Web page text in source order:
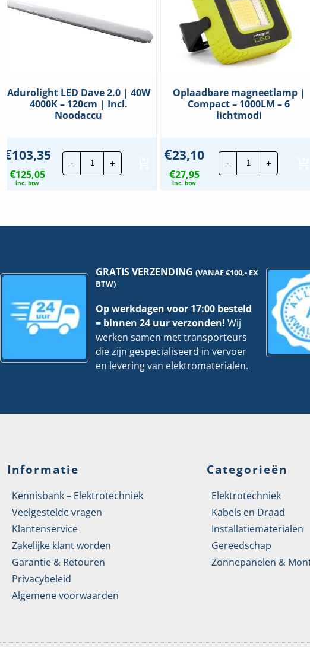
Adurolight LED Dave 2.0 | 40W
4000K – 120cm | Incl.
Noodaccu
€103,35
€125,05
inc. btw
-
Adurolight
LED
Dave
hoeveelheid
+
Oplaadbare magneetlamp |
Compact – 1000LM – 6
lichtmodi
€23,10
€27,95
inc. btw
-
Oplaadbare
magneetlamp
|
+
GRATIS VERZENDING(VANAF €100,- EX
BTW)
Op werkdagen voor 17:00 besteld
= binnen 24 uur verzonden! Wij
werken samen met transporteurs
die zijn gespecialiseerd in vervoer
en levering van elektromaterialen.
Informatie
Kennisbank – Elektrotechniek
Veelgestelde vragen
Klantenservice
Zakelijke klant worden
Garantie & Retouren
Privacybeleid
Algemene voorwaarden
Categorieën
Elektrotechniek
Kabels en Draad
Installatiematerialen
Gereedschap
Zonnepanelen &